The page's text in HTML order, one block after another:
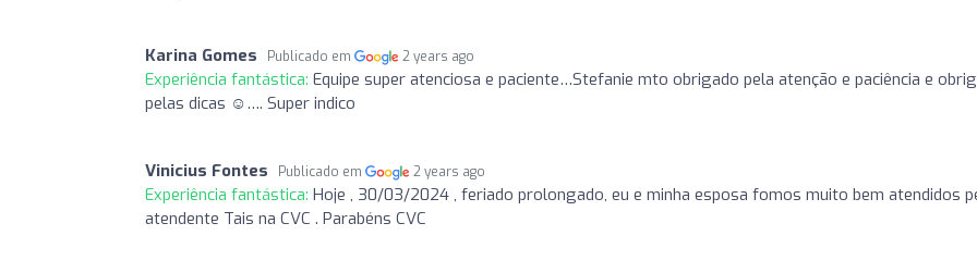
Karina Gomes Publicado em 2 years ago
Experiência fantástica: Equipe super atenciosa e paciente…Stefanie mto obrigado pela atenção e paciência e
pelas dicas ☺️…. Super indico
Vinicius Fontes Publicado em 2 years ago
Experiência fantástica: Hoje , 30/03/2024 , feriado prolongado, eu e minha esposa fomos muito bem atendidos
atendente Tais na CVC . Parabéns CVC